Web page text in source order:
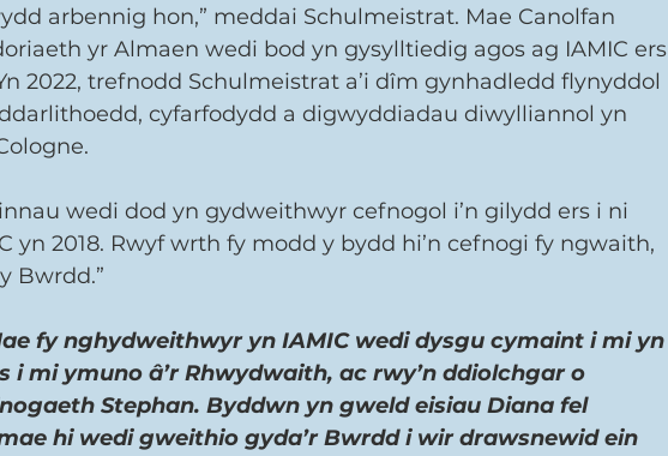
arbennig hon,” meddai Schulmeistrat. Mae Canolfan
yr Almaen wedi bod yn gysylltiedig agos ag IAMIC ers
2022, trefnodd Schulmeistrat a’i dîm gynhadledd flynyddol
cyfarfodydd a digwyddiadau diwylliannol yn
wedi dod yn gydweithwyr cefnogol i’n gilydd ers i ni
yn 2018. Rwyf wrth fy modd y bydd hi’n cefnogi fy ngwaith,
Bwrdd.”
fy nghydweithwyr yn IAMIC wedi dysgu cymaint i mi yn
i mi ymuno â’r Rhwydwaith, ac rwy’n ddiolchgar o
Stephan. Byddwn yn gweld eisiau Diana fel
hi wedi gweithio gyda’r Bwrdd i wir drawsnewid ein